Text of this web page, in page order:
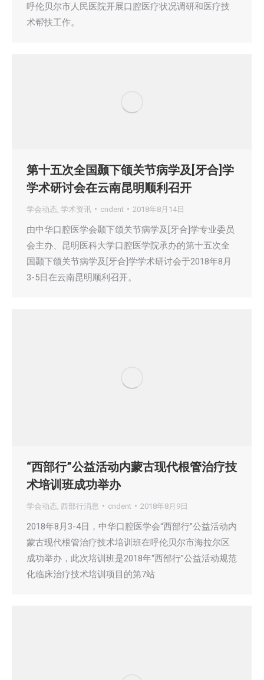
呼伦贝尔市人民医院开展口腔医疗状况调研和医疗技
术帮扶工作。
第十五次全国颞下颌关节病学及[牙合]学
学术研讨会在云南昆明顺利召开
学会动态 学术资讯 cndent 2018年8月14日
由中华口腔医学会颞下颌关节病学及[牙合]学专业委员
会主办、昆明医科大学口腔医学院承办的第十五次全
国颞下颌关节病学及[牙合]学学术研讨会于2018年8月
3-5日在云南昆明顺利召开。
“西部行”公益活动内蒙古现代根管治疗技
术培训班成功举办
学会动态 西部行消息 cndent 2018年8月9日
2018年8月3-4日，中华口腔医学会“西部行”公益活动内
蒙古现代根管治疗技术培训班在呼伦贝尔市海拉尔区
成功举办，此次培训班是2018年“西部行”公益活动规范
化临床治疗技术培训项目的第7站